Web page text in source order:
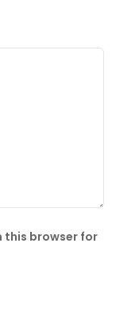
this browser for